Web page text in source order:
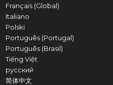
Français (Global)
Italiano
Polski
Português (Portugal)
Português (Brasil)
Tiếng Việt
русский
简体中文